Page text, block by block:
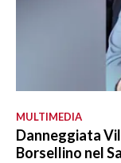
MULTIMEDIA
Danneggiata
Borsellino nel